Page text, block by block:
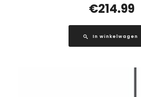
€214.99
In winkelwagen